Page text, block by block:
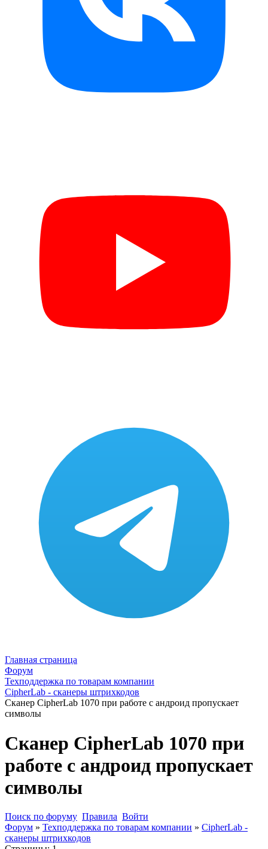
Главная страница
Форум
Техподдержка по товарам компании
CipherLab - сканеры штрихкодов
Сканер CipherLab 1070 при работе с андроид пропускает
символы
Сканер CipherLab 1070 при
работе с андроид пропускает
символы
Поиск по форуму Правила Войти
Форум » Техподдержка по товарам компании » CipherLab -
сканеры штрихкодов